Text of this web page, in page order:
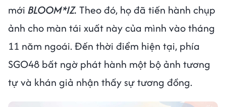
mới BLOOM*IZ. Theo đó, họ đã tiến hành chụp
ảnh cho màn tái xuất này của mình vào tháng
11 năm ngoái. Đến thời điểm hiện tại, phía
SGO48 bất ngờ phát hành một bộ ảnh tương
tự và khán giả nhận thấy sự tương đồng.